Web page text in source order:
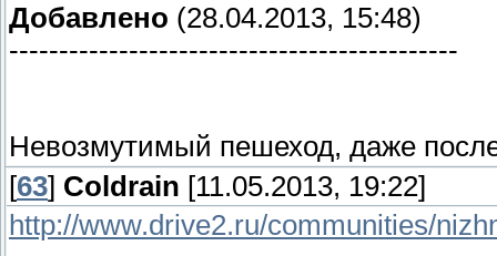
Добавлено (28.04.2013, 15:48)
---------------------------------------------
Невозмутимый пешеход, даже
[63] Coldrain [11.05.2013, 19:22]
http://www.drive2.ru/communities/